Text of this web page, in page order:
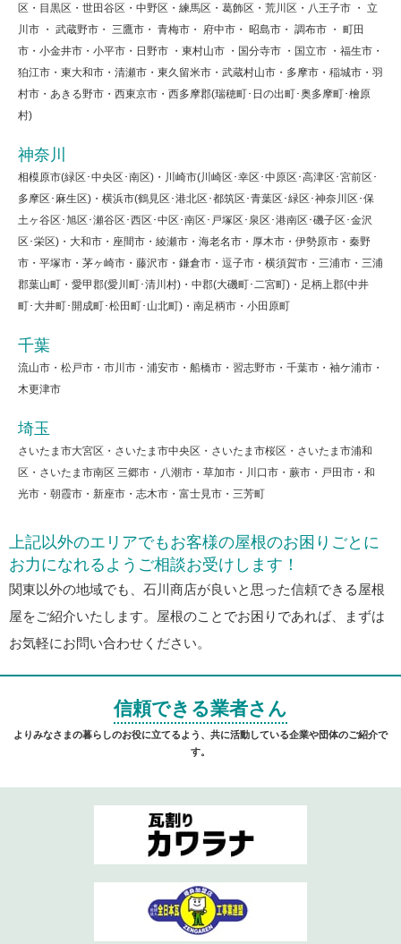
区・目黒区・世田谷区・中野区・練馬区・葛飾区・荒川区・八王子市 ・ 立
川市 ・ 武蔵野市・ 三鷹市・ 青梅市・ 府中市・ 昭島市・ 調布市 ・ 町田
市・小金井市・小平市・日野市 ・東村山市 ・国分寺市 ・国立市 ・福生市・
狛江市・東大和市・清瀬市・東久留米市・武蔵村山市・多摩市・稲城市・羽
村市・あきる野市・西東京市・西多摩郡(瑞穂町･日の出町･奥多摩町･檜原
村)
神奈川
相模原市(緑区･中央区･南区)・川崎市(川崎区･幸区･中原区･高津区･宮前区･
多摩区･麻生区)・横浜市(鶴見区･港北区･都筑区･青葉区･緑区･神奈川区･保
土ヶ谷区･旭区･瀬谷区･西区･中区･南区･戸塚区･泉区･港南区･磯子区･金沢
区･栄区)・大和市・座間市・綾瀬市・海老名市・厚木市・伊勢原市・秦野
市・平塚市・茅ヶ崎市・藤沢市・鎌倉市・逗子市・横須賀市・三浦市・三浦
郡葉山町・愛甲郡(愛川町･清川村)・中郡(大磯町･二宮町)・足柄上郡(中井
町･大井町･開成町･松田町･山北町)・南足柄市・小田原町
千葉
流山市・松戸市・市川市・浦安市・船橋市・習志野市・千葉市・袖ケ浦市・
木更津市
埼玉
さいたま市大宮区・さいたま市中央区・さいたま市桜区・さいたま市浦和
区・さいたま市南区 三郷市・八潮市・草加市・川口市・蕨市・戸田市・和
光市・朝霞市・新座市・志木市・富士見市・三芳町
上記以外のエリアでもお客様の屋根のお困りごとに
お力になれるようご相談お受けします！
関東以外の地域でも、石川商店が良いと思った信頼できる屋根
屋をご紹介いたします。屋根のことでお困りであれば、まずは
お気軽にお問い合わせください。
信頼できる業者さん
よりみなさまの暮らしのお役に立てるよう、共に活動している企業や団体のご紹介で
す。